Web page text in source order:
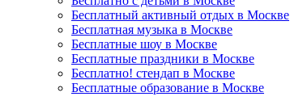
Бесплатный активный отдых в Москве
Бесплатная музыка в Москве
Бесплатные шоу в Москве
Бесплатные праздники в Москве
Бесплатно! стендап в Москве
Бесплатные образование в Москве